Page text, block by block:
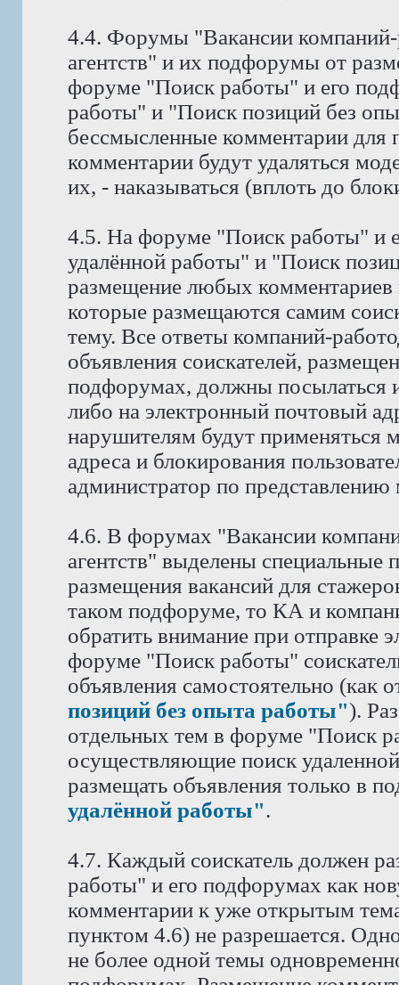
4.4. Форумы "Вакансии компаний-
агентств" и их подфорумы от
форуме "Поиск работы" и его
работы" и "Поиск позиций без
бессмысленные комментарии для
комментарии будут удаляться
их, - наказываться (вплоть до
4.5. На форуме "Поиск работы" и
удалённой работы" и "Поиск
размещение любых комментариев
которые размещаются самим
тему. Все ответы компаний-
объявления соискателей,
подфорумах, должны посылаться
либо на электронный почтовый
нарушителям будут применяться
адреса и блокирования
администратор по представлению
4.6. В форумах "Вакансии
агентств" выделены
размещения вакансий для
таком подфоруме, то КА и
обратить внимание при отправке
форуме "Поиск работы"
объявления самостоятельно
позиций без опыта работы").
отдельных тем в форуме "Поиск
осуществляющие поиск
размещать объявления только в
удалённой работы".
4.7. Каждый соискатель должен
работы" и его подфорумах как
комментарии к уже открытым
пунктом 4.6) не разрешается.
не более одной темы